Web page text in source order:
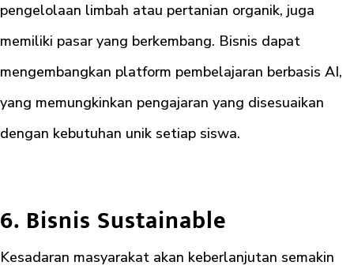
pengelolaan limbah atau pertanian organik, juga
memiliki pasar yang berkembang. Bisnis dapat
mengembangkan platform pembelajaran berbasis AI,
yang memungkinkan pengajaran yang disesuaikan
dengan kebutuhan unik setiap siswa.
6. Bisnis Sustainable
Kesadaran masyarakat akan keberlanjutan semakin